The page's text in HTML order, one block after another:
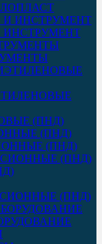
(ПНД)
(ПНД)
(ПНД)
(ПНД)
(ПНД)